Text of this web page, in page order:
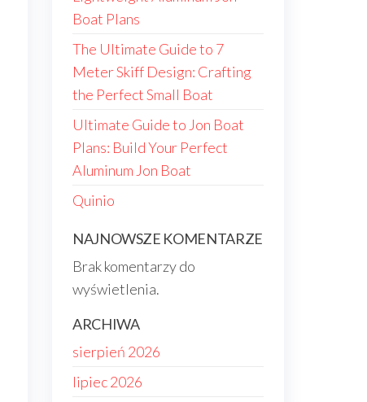
Boat Plans
The Ultimate Guide to 7
Meter Skiff Design: Crafting
the Perfect Small Boat
Ultimate Guide to Jon Boat
Plans: Build Your Perfect
Aluminum Jon Boat
Quinio
NAJNOWSZE KOMENTARZE
Brak komentarzy do
wyświetlenia.
ARCHIWA
sierpień 2026
lipiec 2026